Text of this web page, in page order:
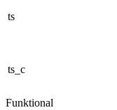
ts
ts_c
Funktional